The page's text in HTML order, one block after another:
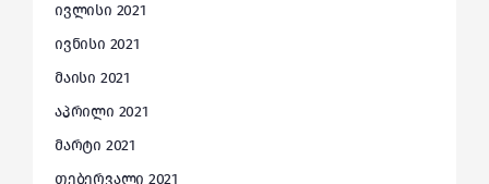
ივლისი 2021
ივნისი 2021
მაისი 2021
აპრილი 2021
მარტი 2021
თებერვალი 2021